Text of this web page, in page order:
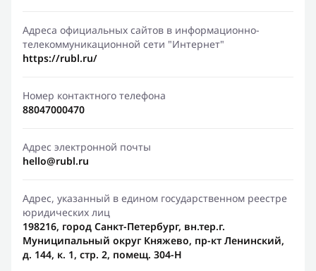
Адреса официальных сайтов в информационно-
телекоммуникационной сети "Интернет"
https://rubl.ru/
Номер контактного телефона
88047000470
Адрес электронной почты
hello@rubl.ru
Адрес, указанный в едином государственном реестре
юридических лиц
198216, город Санкт-Петербург, вн.тер.г.
Муниципальный округ Княжево, пр-кт Ленинский,
д. 144, к. 1, стр. 2, помещ. 304-Н